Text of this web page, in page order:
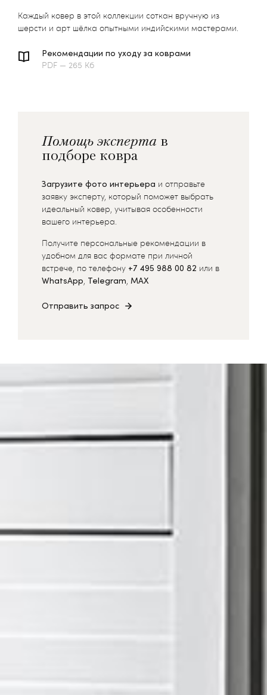
Каждый ковер в этой коллекции соткан вручную из
шерсти и арт шёлка опытными индийскими мастерами.
Рекомендации по уходу за коврами
PDF — 265 Кб
Помощь эксперта в
подборе ковра
Загрузите фото интерьера и отправьте
заявку эксперту, который поможет выбрать
идеальный ковер, учитывая особенности
вашего интерьера.
Получите персональные рекомендации в
удобном для вас формате при личной
встрече, по телефону +7 495 988 00 82 или в
WhatsApp, Telegram, MAX
Отправить запрос